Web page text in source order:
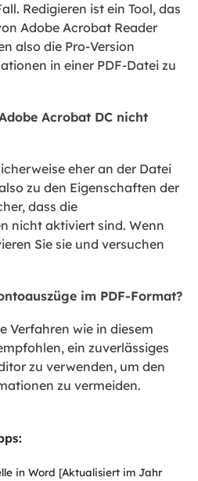
Redigieren ist ein Tool, das
Adobe Acrobat Reader
also die Pro-Version
in einer PDF-Datei zu
Acrobat DC nicht
eher an der Datei
zu den Eigenschaften der
dass die
nicht aktiviert sind. Wenn
Sie sie und versuchen
im PDF-Format?
Verfahren wie in diesem
ein zuverlässiges
zu verwenden, um den
zu vermeiden.
in Word [Aktualisiert im Jahr